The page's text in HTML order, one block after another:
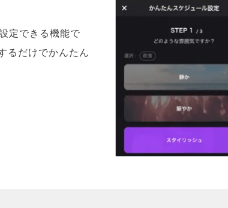
定できる機能で
るだけでかんたん